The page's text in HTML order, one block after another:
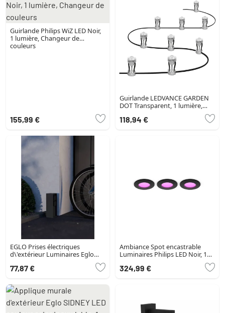
Guirlande Philips WiZ LED Noir,
1 lumière, Changeur de
couleurs
155,99 €
Guirlande LEDVANCE GARDEN
DOT Transparent, 1 lumière,
118,94 €
EGLO Prises électriques
d\'extérieur Luminaires Eglo
77,87 €
Ambiance Spot encastrable
Luminaires Philips LED Noir, 1
lumière, Changeur de couleurs
324,99 €